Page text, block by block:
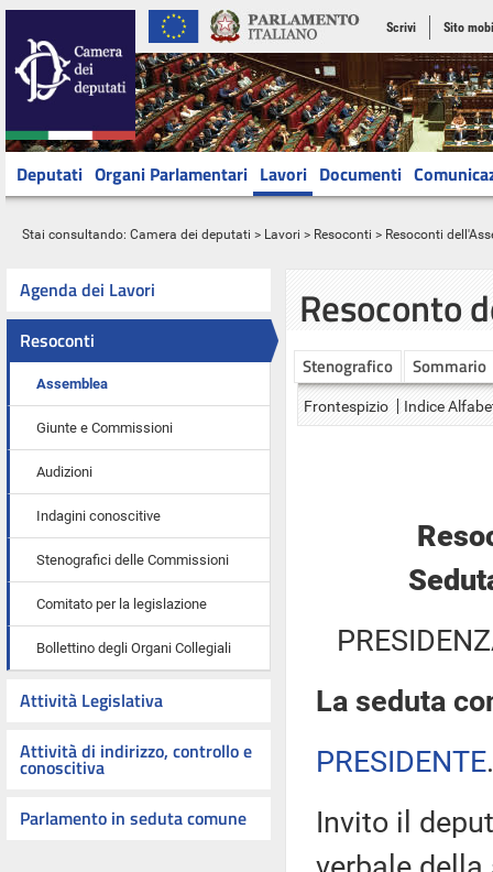
Scrivi Sito
Deputati Organi Parlamentari Lavori Documenti
Stai consultando: Camera dei deputati > Lavori > Resoconti > Resoconti
Agenda dei Lavori
Resoconti
Assemblea
Giunte e Commissioni
Audizioni
Indagini conoscitive
Stenografici delle Commissioni
Comitato per la legislazione
Bollettino degli Organi Collegiali
Attività Legislativa
Attività di indirizzo, controllo e
conoscitiva
Parlamento in seduta comune
Resoconto
Stenografico Sommario
Frontespizio Indice
La seduta
PRESIDENTE
Invito il